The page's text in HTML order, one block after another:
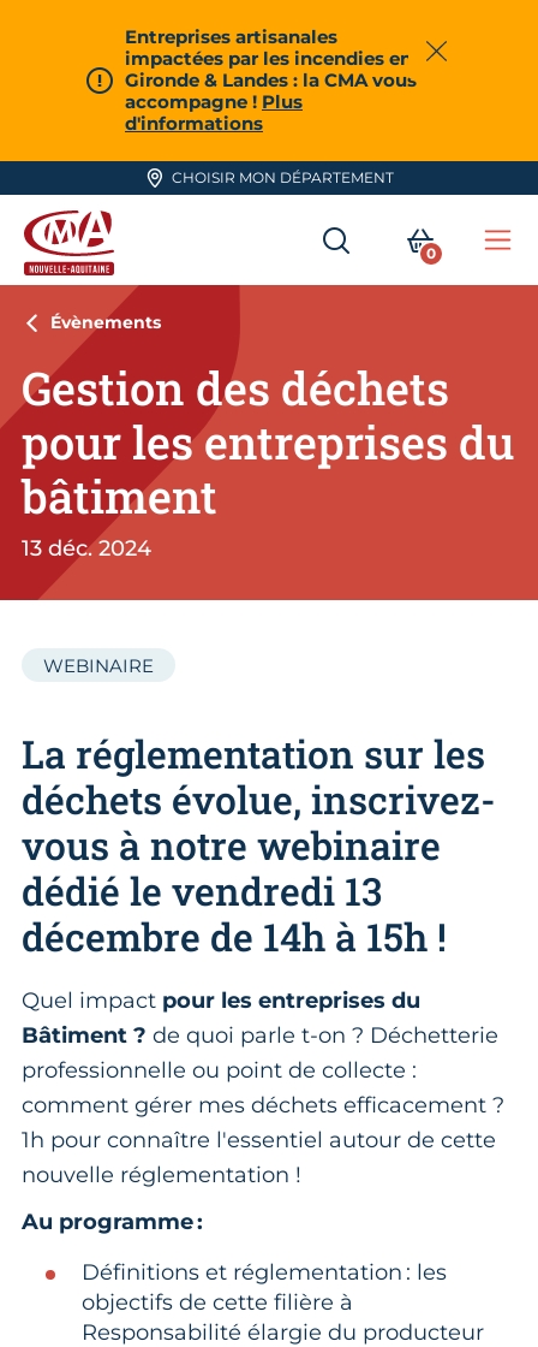
Entreprises artisanales
impactées par les incendies en
Gironde & Landes : la CMA vous
accompagne ! Plus
d'informations
Fermer
CHOISIR MON DÉPARTEMENT
CMA Nouvelle-Aquitaine
RECHERCHER
MON
0
Évènements
Gestion des déchets
pour les entreprises du
bâtiment
13 déc. 2024
WEBINAIRE
La réglementation sur les
déchets évolue, inscrivez-
vous à notre webinaire
dédié le vendredi 13
décembre de 14h à 15h !
Quel impact pour les entreprises du
Bâtiment ? de quoi parle t-on ? Déchetterie
professionnelle ou point de collecte :
comment gérer mes déchets efficacement ?
1h pour connaître l'essentiel autour de cette
nouvelle réglementation !
Au programme :
Définitions et réglementation : les
objectifs de cette filière à
Responsabilité élargie du producteur